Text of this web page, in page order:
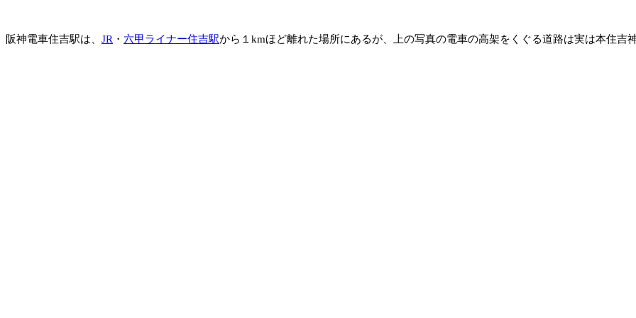
阪神電車住吉駅は、 JR ・ 六甲ライナー住吉駅から１kmほど離れた場所にあるが、上の写真の電車の高架をくぐる道路は実は本住吉